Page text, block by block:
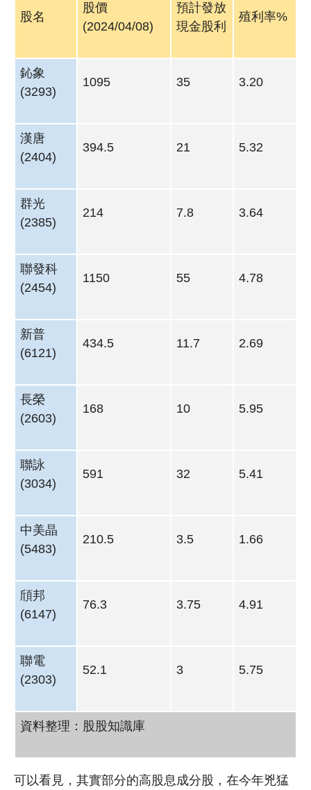
股名
股價
(2024/04/08)
預計發放
現金股利
殖利率%
鈊象
(3293)
1095 35 3.20
漢唐
(2404)
394.5 21 5.32
群光
(2385)
214 7.8 3.64
聯發科
(2454)
1150 55 4.78
新普
(6121)
434.5 11.7 2.69
長榮
(2603)
168 10 5.95
聯詠
(3034)
591 32 5.41
中美晶
(5483)
210.5 3.5 1.66
頎邦
(6147)
76.3 3.75 4.91
聯電
(2303)
52.1 3 5.75
資料整理：股股知識庫
可以看見，其實部分的高股息成分股，在今年兇猛